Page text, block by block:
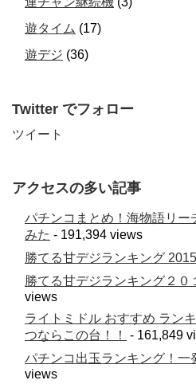
遊タイム (17)
遊デジ (36)
Twitter でフォロー
ツイート
アクセスの多い記事
パチンコまとめ！海物語リー
みた - 191,394 views
勝てる甘デジランキング 2015
勝てる甘デジランキング２０
views
ライトミドル おすすめ ラン
つならこの台！！
- 161,849
パチンコ出玉ランキング！一
views